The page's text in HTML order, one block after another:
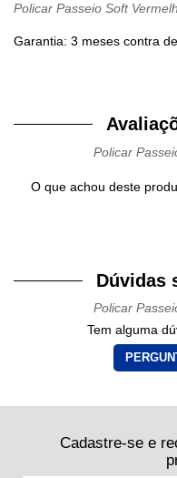
Policar Passeio Soft
Garantia: 3 meses contra
Policar
O que achou deste
Dúvidas
Policar
Tem alguma
Cadastre-se e